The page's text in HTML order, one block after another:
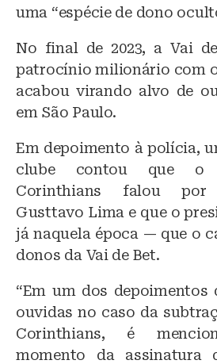
uma “espécie de dono
No final de 2023, a Vai
patrocínio milionário com
acabou virando alvo de
em São Paulo.
Em depoimento à polícia,
clube contou que o
Corinthians falou por
Gusttavo Lima e que o
já naquela época — que o
donos da Vai de Bet.
“Em um dos depoimentos
ouvidas no caso da
Corinthians, é
momento da assinatura